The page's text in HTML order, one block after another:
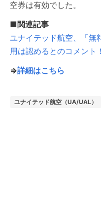
空券は有効でした。
■関連記事
ユナイテッド航空、「無
用は認めるとのコメント！
⇒詳細はこちら
ユナイテッド航空（UA/UAL）